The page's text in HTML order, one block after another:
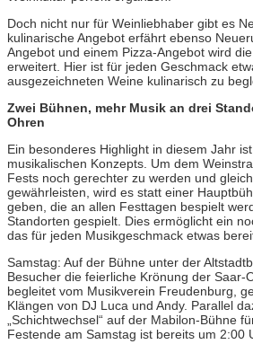
Doch nicht nur für Weinliebhaber gibt es
kulinarische Angebot erfährt ebenso
Angebot und einem Pizza-Angebot wird
erweitert. Hier ist für jeden Geschmack
ausgezeichneten Weine kulinarisch zu
Zwei Bühnen, mehr Musik an drei
Ohren
Ein besonderes Highlight in diesem Jahr
musikalischen Konzepts. Um dem
Fests noch gerechter zu werden und
gewährleisten, wird es statt einer
geben, die an allen Festtagen bespielt
Standorten gespielt. Dies ermöglicht ein
das für jeden Musikgeschmack etwas
Samstag: Auf der Bühne unter der
Besucher die feierliche Krönung der Saar-
begleitet vom Musikverein Freudenburg,
Klängen von DJ Luca und Andy. Parallel
„Schichtwechsel“ auf der Mabilon-Bühne
Festende am Samstag ist bereits um 2:00